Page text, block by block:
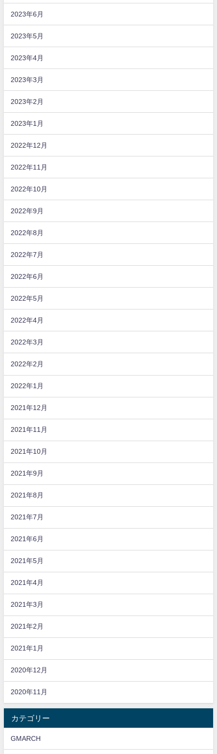
2023年6月
2023年5月
2023年4月
2023年3月
2023年2月
2023年1月
2022年12月
2022年11月
2022年10月
2022年9月
2022年8月
2022年7月
2022年6月
2022年5月
2022年4月
2022年3月
2022年2月
2022年1月
2021年12月
2021年11月
2021年10月
2021年9月
2021年8月
2021年7月
2021年6月
2021年5月
2021年4月
2021年3月
2021年2月
2021年1月
2020年12月
2020年11月
カテゴリー
GMARCH